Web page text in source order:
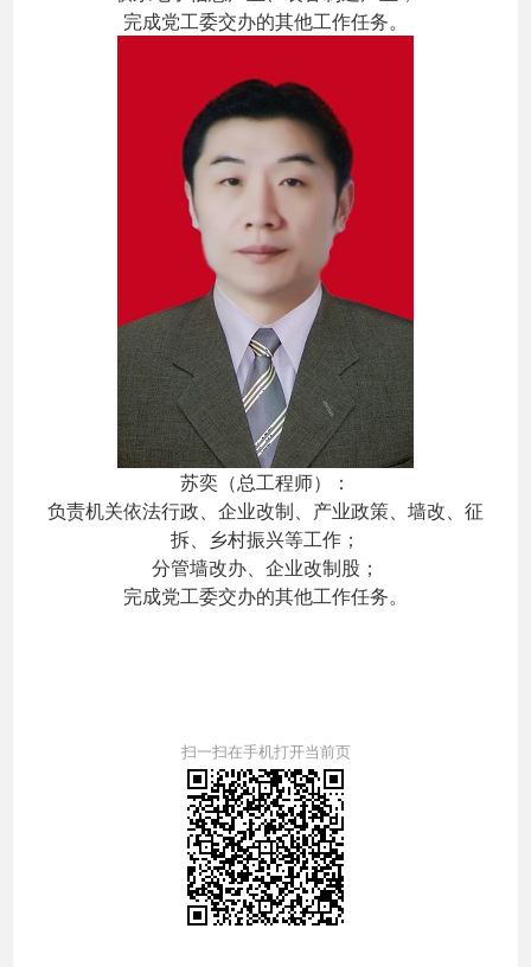
完成党工委交办的其他工作任务。
苏奕（总工程师）：
负责机关依法行政、企业改制、产业政策、墙改、征
拆、乡村振兴等工作；
分管墙改办、企业改制股；
完成党工委交办的其他工作任务。
扫一扫在手机打开当前页